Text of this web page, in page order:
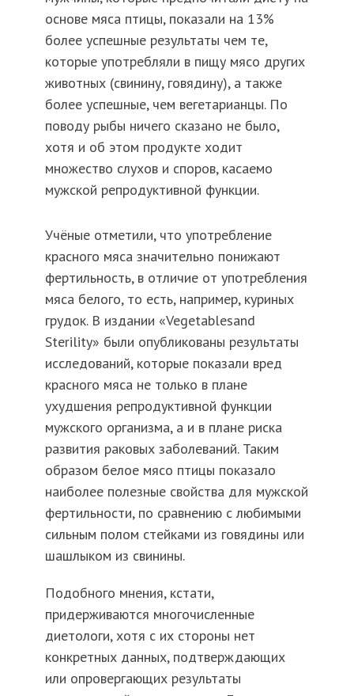
основе мяса птицы, показали на 13%
более успешные результаты чем те,
которые употребляли в пищу мясо других
животных (свинину, говядину), а также
более успешные, чем вегетарианцы. По
поводу рыбы ничего сказано не было,
хотя и об этом продукте ходит
множество слухов и споров, касаемо
мужской репродуктивной функции.
Учёные отметили, что употребление
красного мяса значительно понижают
фертильность, в отличие от употребления
мяса белого, то есть, например, куриных
грудок. В издании «Vegetablesand
Sterility» были опубликованы результаты
исследований, которые показали вред
красного мяса не только в плане
ухудшения репродуктивной функции
мужского организма, а и в плане риска
развития раковых заболеваний. Таким
образом белое мясо птицы показало
наиболее полезные свойства для мужской
фертильности, по сравнению с любимыми
сильным полом стейками из говядины или
шашлыком из свинины.
Подобного мнения, кстати,
придерживаются многочисленные
диетологи, хотя с их стороны нет
конкретных данных, подтверждающих
или опровергающих результаты